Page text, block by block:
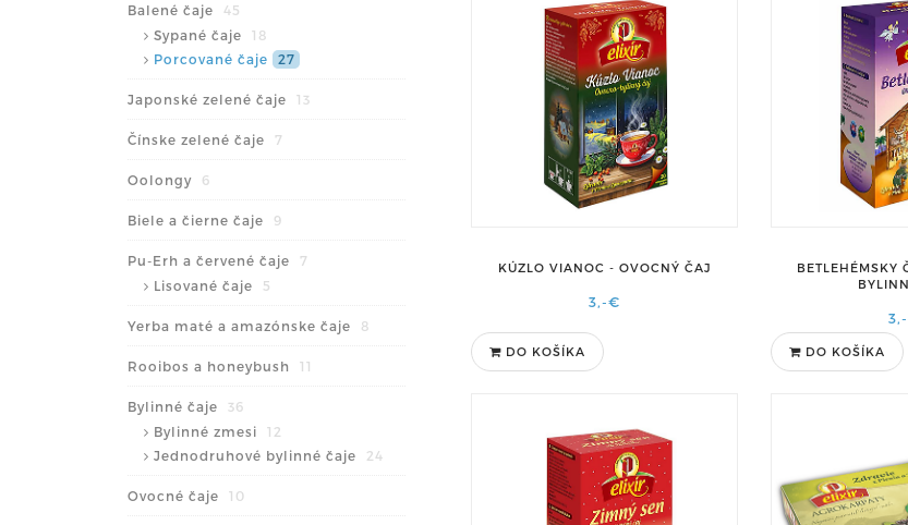
Balené čaje
45
Sypané čaje
18
Porcované čaje
27
Japonské zelené čaje 13
Čínske zelené čaje 7
Oolongy 6
Biele a čierne čaje 9
Pu-Erh a červené čaje
7
Lisované čaje
5
Yerba maté a amazónske čaje 8
Rooibos a honeybush 11
Bylinné čaje
36
Bylinné zmesi
12
Jednodruhové bylinné čaje
24
Ovocné čaje 10
KÚZLO VIANOC - OVOCNÝ ČAJ
3,-€
DO KOŠÍKA
BETLEHÉMSKY
DO KOŠÍKA